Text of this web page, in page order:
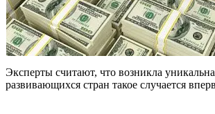
Эксперты считают, что возникла
развивающихся стран такое случается